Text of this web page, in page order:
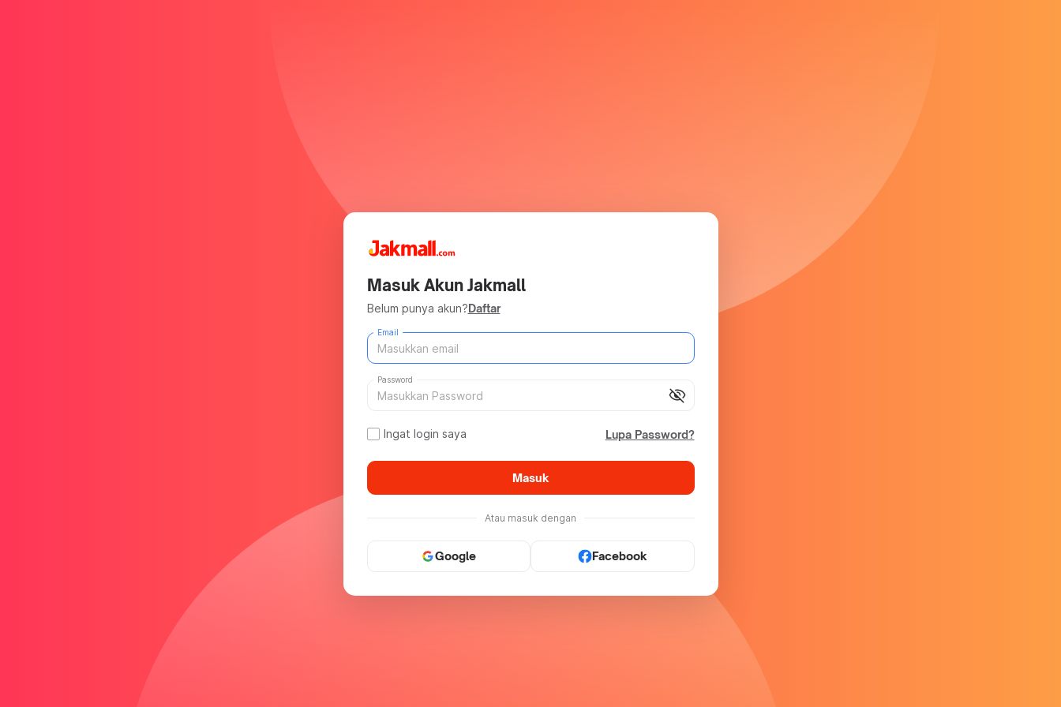
Masuk Akun Jakmall
Belum punya akun?Daftar
Email
visibility_off
Password
Ingat login saya Lupa Password?
Masuk
Atau masuk dengan
Google Facebook